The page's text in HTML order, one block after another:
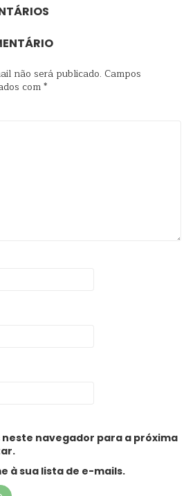
não será publicado. Campos
com*
neste navegador para a próxima
à sua lista de e-mails.